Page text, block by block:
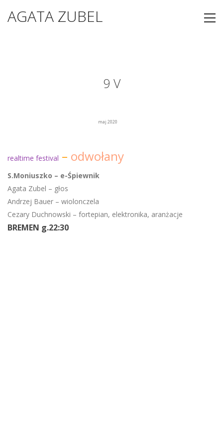
AGATA ZUBEL
9 V
maj 2020
realtime festival – odwołany
S.Moniuszko – e-Śpiewnik
Agata Zubel – głos
Andrzej Bauer – wiolonczela
Cezary Duchnowski – fortepian, elektronika, aranżacje
BREMEN g.22:30